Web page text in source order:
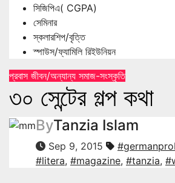
সিজিপিএ( CGPA)
সেমিনার
স্কলারশিপ/বৃত্তি
স্পাউস/ফ্যামিলি রিইউনিয়ন
প্রবাস জীবন/অন্যান্য সমাজ-সংস্কৃতি
৩০ সেন্টের গল্প কথা
ByTanzia Islam
Sep 9, 2015
#litera, #magazine, #tanzia,